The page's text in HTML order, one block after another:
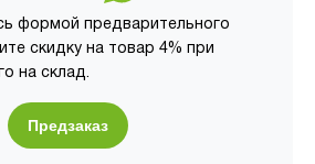
формой предварительного
скидку на товар 4% при
на склад.
Предзаказ